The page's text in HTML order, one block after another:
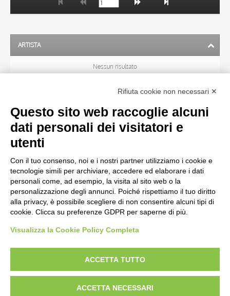
ARTISTA
Nessun risultato
OGGETTO
LOCALIZZAZIONE
CRONOLOGIA
diritto d’autore, legge 22 aprile 1941 n. 633. I diritti degli autori, degli artisti e
dei fotografi che hanno realizzato le opere e le immagini, degli enti e delle
istituzioni che ne sono proprietari, sono riservati. Si vieta quindi la
Rifiuta cookie non necessari ✕
Questo sito web raccoglie alcuni
dati personali dei visitatori e
utenti
Con il tuo consenso, noi e i nostri partner utilizziamo i cookie e
tecnologie simili per archiviare, accedere ed elaborare i dati
personali come, ad esempio, la visita al sito web o la
personalizzazione degli annunci. Poiché rispettiamo il tuo diritto
alla privacy, è possibile scegliere di non consentire alcuni tipi di
cookie. Clicca su preferenze GDPR per saperne di più.
Visualizza la Cookie Policy Completa
ACCETTA TUTTO
ACCETTA NECESSARI